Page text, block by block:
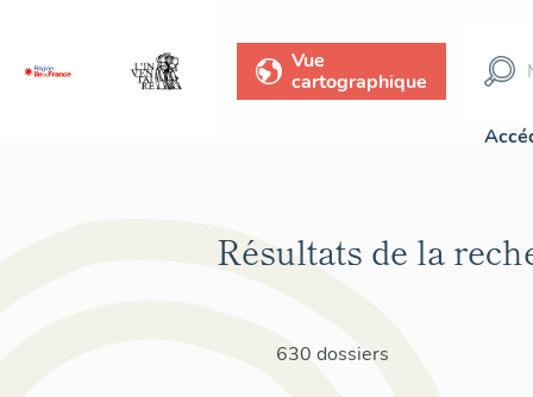
Vue
cartographique
Résultats de la
630 dossiers